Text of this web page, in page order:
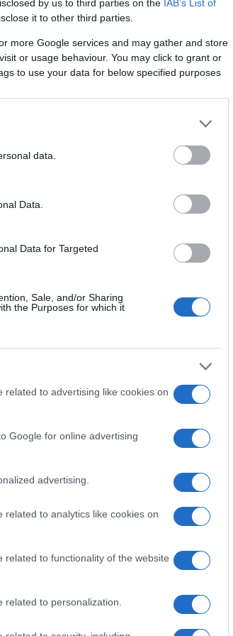
by us to third parties on the IAB’s List of
it to other third parties.
more Google services and may gather and store
or usage behaviour. You may click to grant or
to use your data for below specified purposes
data.
Data.
Data for Targeted
Sale, and/or Sharing
the Purposes for which it
to advertising like cookies on
Google for online advertising
advertising.
to analytics like cookies on
to functionality of the website
to personalization.
Αγίας
επικοινωνία με την Ομογένεια
Βασίλης Γιαννάκης ως εξής:
Πρεσπών και Εορδαίας κ.
31 Ιανουαρίου 2026. Σκοπός
με την Ομογένεια και η ενίσχυση
Ναού Αγίας Παρασκευής